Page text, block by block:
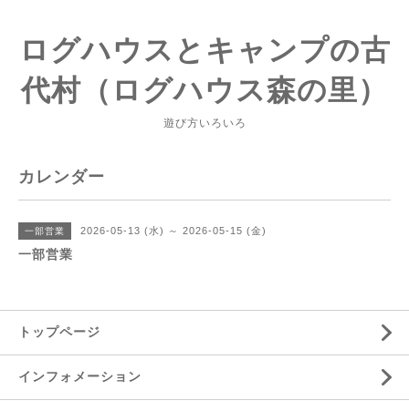
ログハウスとキャンプの古
代村（ログハウス森の里）
遊び方いろいろ
カレンダー
一部営業 2026-05-13 (水) ～ 2026-05-15 (金)
一部営業
トップページ
インフォメーション